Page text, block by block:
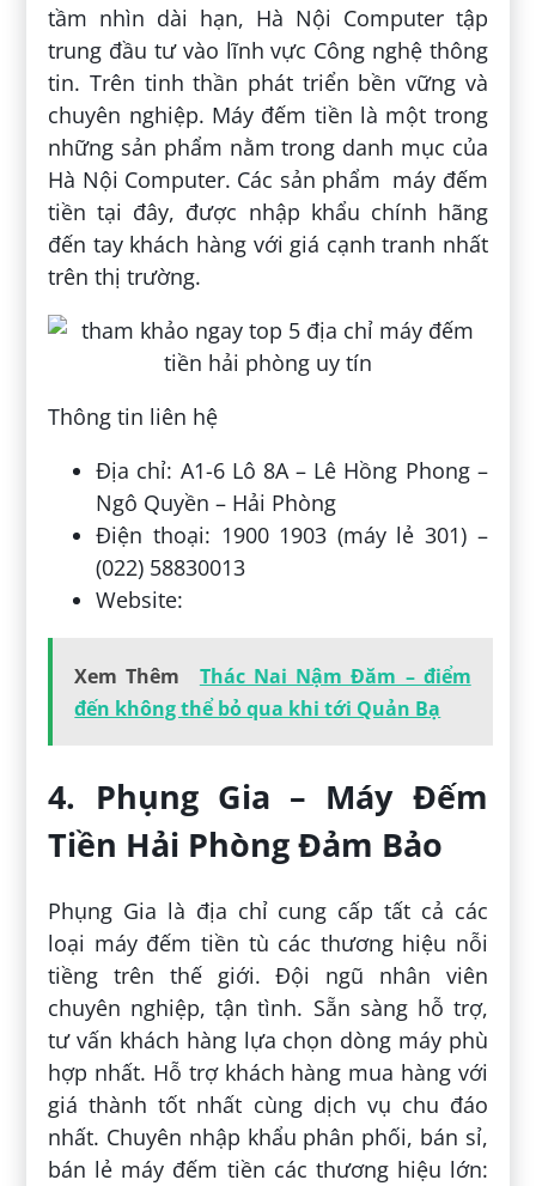
tầm nhìn dài hạn, Hà Nội Computer tập
trung đầu tư vào lĩnh vực Công nghệ thông
tin. Trên tinh thần phát triển bền vững và
chuyên nghiệp. Máy đếm tiền là một trong
những sản phẩm nằm trong danh mục của
Hà Nội Computer. Các sản phẩm máy đếm
tiền tại đây, được nhập khẩu chính hãng
đến tay khách hàng với giá cạnh tranh nhất
trên thị trường.
Thông tin liên hệ
Địa chỉ: A1-6 Lô 8A – Lê Hồng Phong –
Ngô Quyền – Hải Phòng
Điện thoại: 1900 1903 (máy lẻ 301) –
(022) 58830013
Website:
Xem Thêm
Thác Nai Nậm Đăm – điểm
đến không thể bỏ qua khi tới Quản Bạ
4. Phụng Gia – Máy Đếm
Tiền Hải Phòng Đảm Bảo
Phụng Gia là địa chỉ cung cấp tất cả các
loại máy đếm tiền tù các thương hiệu nỗi
tiềng trên thế giới. Đội ngũ nhân viên
chuyên nghiệp, tận tình. Sẵn sàng hỗ trợ,
tư vấn khách hàng lựa chọn dòng máy phù
hợp nhất. Hỗ trợ khách hàng mua hàng với
giá thành tốt nhất cùng dịch vụ chu đáo
nhất. Chuyên nhập khẩu phân phối, bán sỉ,
bán lẻ máy đếm tiền các thương hiệu lớn: